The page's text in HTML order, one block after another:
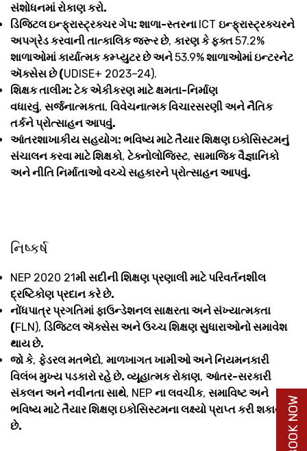
સંશોધનમાં રોકાણ કરો.
ડિજિટલ ઇન્ફ્રાસ્ટ્રક્ચર ગેપ: શાળા-સ્તરના ICT ઇન્ફ્રાસ્ટ્રક્ચરને
અપગ્રેડ કરવાની તાત્કાલિક જરૂર છે, કારણ કે ફક્ત57.2%
શાળાઓમાં કાર્યાત્મક કમ્પ્યુટર છે અને53.9%શાળાઓમાં ઇન્ટરનેટ
ઍક્સેસ છે (UDISE+ 2023–24).
શિક્ષક તાલીમ: ટેક એકીકરણ માટે ક્ષમતા-નિર્માણ
વધારવું, સર્જનાત્મકતા, વિવેચનાત્મક વિચારસરણી અને નૈતિક
તર્કને પ્રોત્સાહન આપવું.
આંતરશાખાકીય સહયોગ: ભવિષ્ય માટે તૈયાર શિક્ષણ ઇકોસિસ્ટમનું
સંચાલન કરવા માટે શિક્ષકો, ટેક્નોલોજિસ્ટ, સામાજિક વૈજ્ઞાનિકો
અને નીતિ નિર્માતાઓ વચ્ચે સહકારને પ્રોત્સાહન આપવું.
નિષ્કર્ષ
NEP 2020 21મી સદીની શિક્ષણ પ્રણાલી માટે પરિવર્તનશીલ
દ્રષ્ટિકોણ પ્રદાન કરે છે.
નોંધપાત્ર પ્રગતિમાં ફાઉન્ડેશનલ સાક્ષરતા અને સંખ્યાત્મકતા
(FLN), ડિજિટલ ઍક્સેસ અને ઉચ્ચ શિક્ષણ સુધારાઓનો સમાવેશ
થાય છે.
જો કે, ફેડરલ મતભેદો, માળખાગત ખામીઓ અને નિયમનકારી
વિલંબ મુખ્ય પડકારો રહે છે. વ્યૂહાત્મક રોકાણ, આંતર-સરકારી
સંકલન અને નવીનતા સાથે, NEP ના લવચીક, સમાવિષ્ટ અને
ભવિષ્ય માટે તૈયાર શિક્ષણ ઇકોસિસ્ટમના લક્ષ્યો પ્રાપ્ત કરી શકાય
છે.